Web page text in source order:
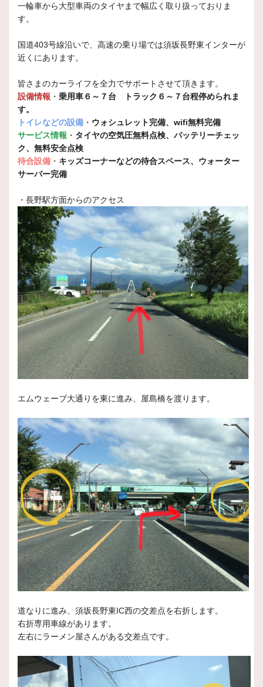
2026年3月31日
春の履き替えを納得プライスで応援！セ
2026年3月8日
トラックのホイールは割れやすい！！
おまちかねの大型ダンプのタイヤ交換を
おこないました！！
いつもスタッフ日記をご覧頂きありがとうございます 本日
2026年2月22日
スタッフ日記
クレーン車のタイヤ交換をおこないまし
た！！
いつもスタッフ日記をご覧頂きありがとうございます 本日
2026年2月14日
スタッドレスのローテーションいかがで
2026年2月13日
商品情報
LaLa Palm CUP2
(株)ホットスタッフコーポレーション戦略提携商品 「LaLa
2026年2月13日
商品情報
GALERNA
(株)共豊コーポレーション戦略提携商品 「GALERNA」は株式会社共豊コーポレーションの登録商標です。
2026年2月13日
商品情報
光と影。
スタッフ日記
大雪にお気をつけてお越しください！！
一輪車から大型車両のタイヤまで幅広く取り扱っておりま
す。
国道403号線沿いで、高速の乗り場では須坂長野東インターが
近くにあります。
皆さまのカーライフを全力でサポートさせて頂きます。
設備情報 ・ 乗用車６～７台 トラック６～７台程停められま
す。
トイレなどの設備 ・ ウォシュレット完備、wifi無料完備
サービス情報 ・ タイヤの空気圧無料点検、バッテリーチェッ
ク、無料安全点検
待合設備 ・ キッズコーナーなどの待合スペース、ウォーター
サーバー完備
・長野駅方面からのアクセス
エムウェーブ大通りを東に進み、屋島橋を渡ります。
道なりに進み、須坂長野東IC西の交差点を右折します。
右折専用車線があります。
左右にラーメン屋さんがある交差点です。